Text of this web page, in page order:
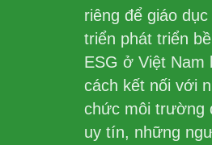
riêng để giáo
triển phát triển
ESG ở Việt Nam
cách kết nối với
chức môi trường
uy tín, những